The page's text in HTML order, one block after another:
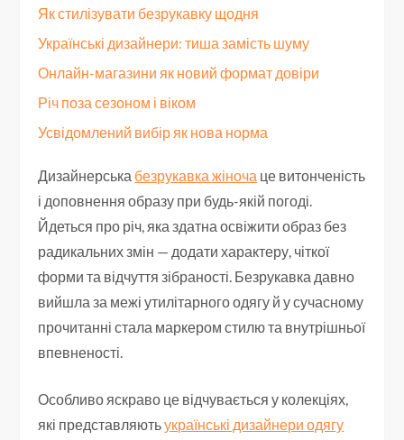
Як стилізувати безрукавку щодня
Українські дизайнери: тиша замість шуму
Онлайн-магазини як новий формат довіри
Річ поза сезоном і віком
Усвідомлений вибір як нова норма
Дизайнерська безрукавка жіноча це витонченість
і доповнення образу при будь-якій погоді.
Йдеться про річ, яка здатна освіжити образ без
радикальних змін — додати характеру, чіткої
форми та відчуття зібраності. Безрукавка давно
вийшла за межі утилітарного одягу й у сучасному
прочитанні стала маркером стилю та внутрішньої
впевненості.
Особливо яскраво це відчувається у колекціях,
які представляютьукраїнські дизайнери одягу